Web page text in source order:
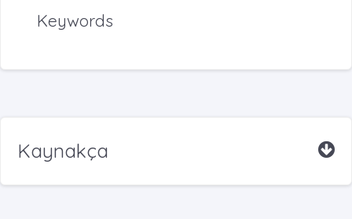
Keywords
Kaynakça